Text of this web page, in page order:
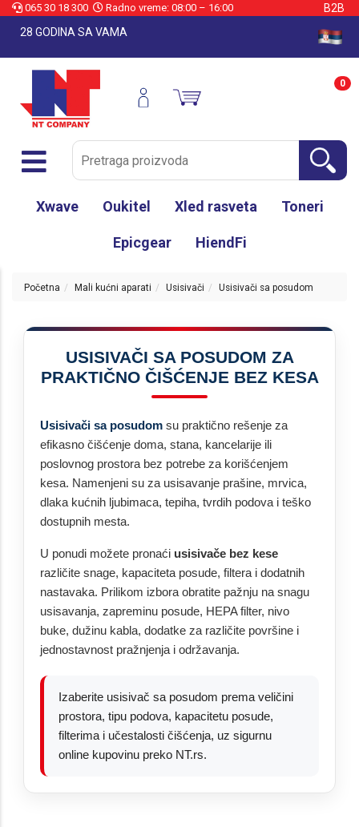
065 30 18 300 Radno vreme: 08:00 – 16:00
B2B
28 GODINA SA VAMA
Xwave Oukitel Xled rasveta Toneri
Epicgear HiendFi
0
Početna Mali kućni aparati Usisivači Usisivači sa posudom
USISIVAČI SA POSUDOM ZA
PRAKTIČNO ČIŠĆENJE BEZ KESA
Usisivači sa posudom su praktično rešenje za
efikasno čišćenje doma, stana, kancelarije ili
poslovnog prostora bez potrebe za korišćenjem
kesa. Namenjeni su za usisavanje prašine, mrvica,
dlaka kućnih ljubimaca, tepiha, tvrdih podova i teško
dostupnih mesta.
U ponudi možete pronaći usisivače bez kese
različite snage, kapaciteta posude, filtera i dodatnih
nastavaka. Prilikom izbora obratite pažnju na snagu
usisavanja, zapreminu posude, HEPA filter, nivo
buke, dužinu kabla, dodatke za različite površine i
jednostavnost pražnjenja i održavanja.
Izaberite usisivač sa posudom prema veličini
prostora, tipu podova, kapacitetu posude,
filterima i učestalosti čišćenja, uz sigurnu
online kupovinu preko NT.rs.